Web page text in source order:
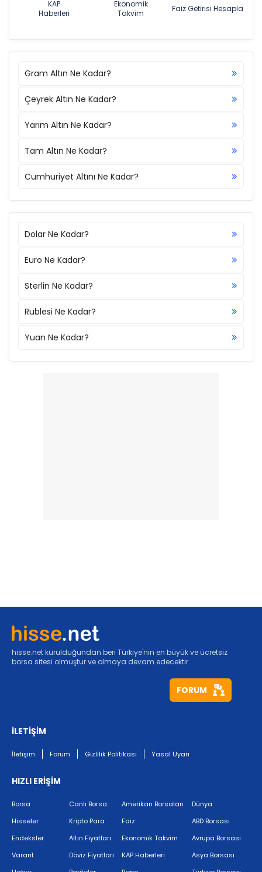
KAP
Haberleri
Ekonomik
Takvim
Faiz Getirisi Hesapla
Gram Altın Ne Kadar?
Çeyrek Altın Ne Kadar?
Yarım Altın Ne Kadar?
Tam Altın Ne Kadar?
Cumhuriyet Altını Ne Kadar?
Dolar Ne Kadar?
Euro Ne Kadar?
Sterlin Ne Kadar?
Rublesi Ne Kadar?
Yuan Ne Kadar?
hisse.net kurulduğundan beri Türkiye'nin en büyük ve ücretsiz
borsa sitesi olmuştur ve olmaya devam edecektir.
FORUM
İLETİŞİM
İletişim Forum Gizlilik Politikası Yasal Uyarı
HIZLI ERİŞİM
Borsa
Hisseler
Endeksler
Varant
Canlı Borsa
Kripto Para
Altın Fiyatları
Döviz Fiyatları
Amerikan Borsaları
Faiz
Ekonomik Takvim
KAP Haberleri
Dünya
ABD Borsası
Avrupa Borsası
Asya Borsası